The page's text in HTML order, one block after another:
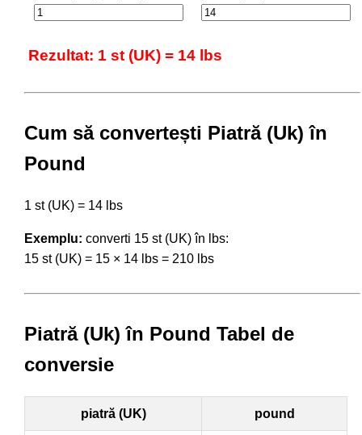
Rezultat: 1 st (UK) = 14 lbs
Cum să convertești Piatră (Uk) în
Pound
1 st (UK) = 14 lbs
Exemplu: converti 15 st (UK) în lbs:
15 st (UK) = 15 × 14 lbs = 210 lbs
Piatră (Uk) în Pound Tabel de
conversie
piatră (UK) pound